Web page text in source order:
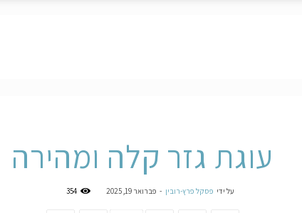
עוגת גזר קלה ומהירה
על ידי פסקל פרץ-רובין - פברואר 19, 2025 354